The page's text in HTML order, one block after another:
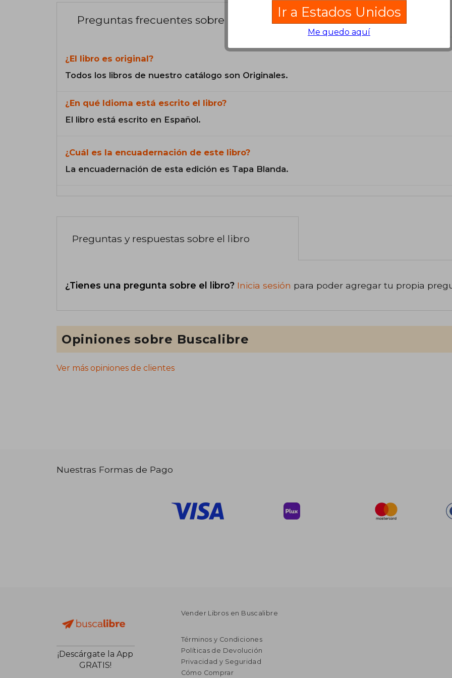
Preguntas frecuentes sobre el libro
¿El libro es original?
Todos los libros de nuestro catálogo son Originales.
¿En qué Idioma está escrito el libro?
El libro está escrito en Español.
¿Cuál es la encuadernación de este libro?
La encuadernación de esta edición es Tapa Blanda.
Preguntas y respuestas sobre el libro
¿Tienes una pregunta sobre el libro? Inicia sesión para poder agregar tu propia
Opiniones sobre Buscalibre
Ver más opiniones de clientes
Nuestras Formas de Pago
¡Descárgate la App
GRATIS!
Vender Libros en Buscalibre
Términos y Condiciones
Políticas de Devolución
Privacidad y Seguridad
Cómo Comprar
Ir a Estados Unidos
Me quedo aquí